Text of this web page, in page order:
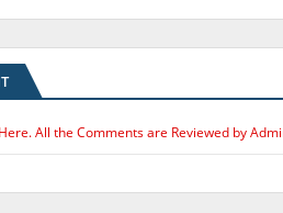
All the Comments are Reviewed by